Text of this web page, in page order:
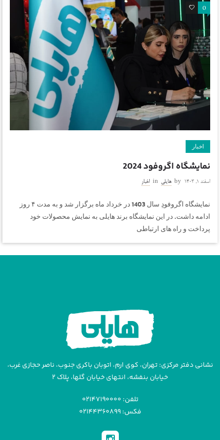
0
0
اخبار
نمایشگاه اگروفود 2024
اسفند ۱, ۱۴۰۳ by هایلی in اخبار
نمایشگاه اگروفودِ سال 1403 در خرداد ماه برگزار شد و به مدت ۴ روز
ادامه داشت. در این نمایشگاه برند هایلی به نمایش محصولات خود
پرداخت و راه های ارتباطی
نشانی دفتر مرکزی: تهران، کوی ارم، اتوبان باکری جنوب، ناصر حجازی غرب،
خیابان بنفشه، انتهای خیابان گلها، پلاک ۲
تلفن: ۰۲۱۴۷۱۹۰۰۰۰
فکس: ۰۲۱۴۴۳۶۰۸۹۹